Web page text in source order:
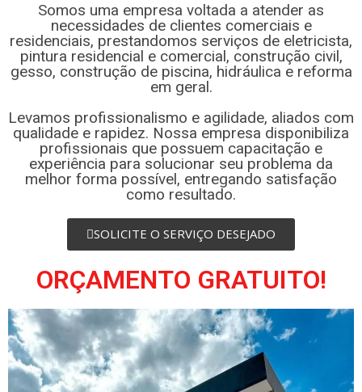
Somos uma empresa voltada a atender as
necessidades de clientes comerciais e
residenciais, prestandomos serviços de eletricista,
pintura residencial e comercial, construção civil,
gesso, construção de piscina, hidráulica e reforma
em geral.
Levamos profissionalismo e agilidade, aliados com
qualidade e rapidez. Nossa empresa disponibiliza
profissionais que possuem capacitação e
experiência para solucionar seu problema da
melhor forma possível, entregando satisfação
como resultado.
SOLICITE O SERVIÇO DESEJADO
ORÇAMENTO GRATUITO!